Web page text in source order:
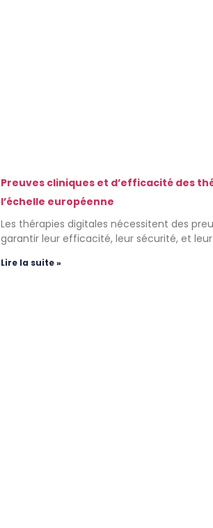
Preuves cliniques et d’efficacité des
l’échelle européenne
Les thérapies digitales nécessitent des
garantir leur efficacité, leur sécurité, et
Lire la suite »